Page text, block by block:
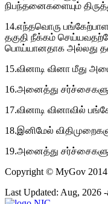
நிபந்தனைகளையும்
14.எந்தவொரு
தகுதி நீக்கம்
பொய்யானதாக அல்லது
15.வினாடி வினா மீது
16.அனைத்து
17.வினாடி வினாவில்
18.இனிமேல்
19.அனைத்து
Copyright © MyGov 2014
Last Updated: Aug, 2026